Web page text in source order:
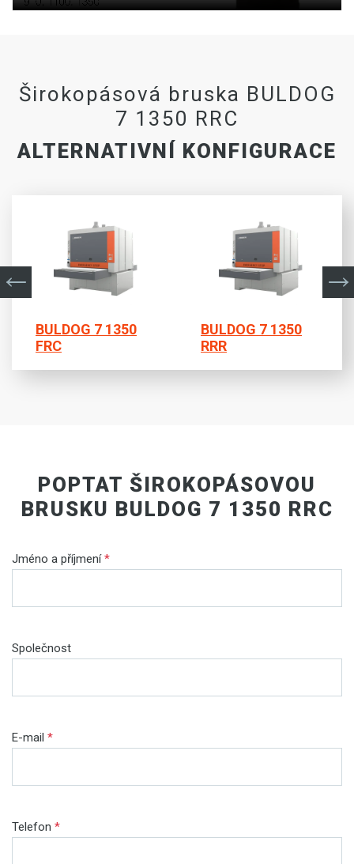
Širokopásová bruska BULDOG
7 1350 RRC
ALTERNATIVNÍ KONFIGURACE
BULDOG 7 1350
FRC
BULDOG 7 1350
RRR
POPTAT ŠIROKOPÁSOVOU
BRUSKU BULDOG 7 1350 RRC
Jméno a příjmení*
Společnost
E-mail *
Telefon *